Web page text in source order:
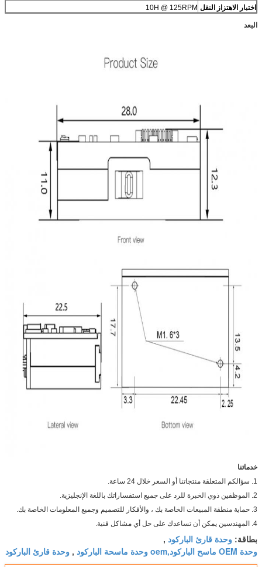
اختبار الاهتزاز النقل 10H @ 125RPM
البعد
خدماتنا
1. سؤالكم المتعلقة منتجاتنا أو السعر خلال 24 ساعة.
2. الموظفين ذوي الخبرة للرد على جميع استفساراتك باللغة الإنجليزية.
3. حماية منطقة المبيعات الخاصة بك ، والأفكار للتصميم وجميع المعلومات الخاصة بك.
4. المهندسين يمكن أن تساعدك على حل أي مشاكل فنية.
بطاقة: وحدة قارئ الباركود ,
وحدة OEM ماسح الباركود,oem وحدة ماسحة الباركود , وحدة قارئ الباركود